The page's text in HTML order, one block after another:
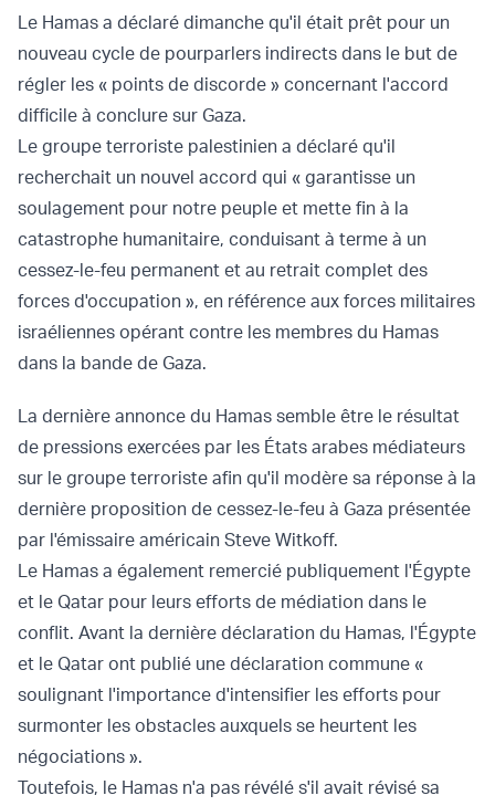
Le Hamas a déclaré dimanche qu'il était prêt pour un
nouveau cycle de pourparlers indirects dans le but de
régler les « points de discorde » concernant l'accord
difficile à conclure sur Gaza.
Le groupe terroriste palestinien a déclaré qu'il
recherchait un nouvel accord qui « garantisse un
soulagement pour notre peuple et mette fin à la
catastrophe humanitaire, conduisant à terme à un
cessez-le-feu permanent et au retrait complet des
forces d'occupation », en référence aux forces militaires
israéliennes opérant contre les membres du Hamas
dans la bande de Gaza.
La dernière annonce du Hamas semble être le résultat
de pressions exercées par les États arabes médiateurs
sur le groupe terroriste afin qu'il modère sa réponse à la
dernière proposition de cessez-le-feu à Gaza présentée
par l'émissaire américain Steve Witkoff.
Le Hamas a également remercié publiquement l'Égypte
et le Qatar pour leurs efforts de médiation dans le
conflit. Avant la dernière déclaration du Hamas, l'Égypte
et le Qatar ont publié une déclaration commune «
soulignant l'importance d'intensifier les efforts pour
surmonter les obstacles auxquels se heurtent les
négociations ».
Toutefois, le Hamas n'a pas révélé s'il avait révisé sa